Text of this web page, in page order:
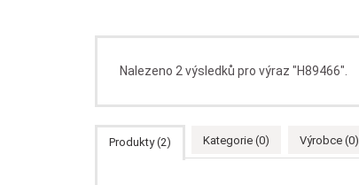
Nalezeno 2 výsledků pro výraz "H89466".
Produkty (2) Kategorie (0) Výrobce (0)